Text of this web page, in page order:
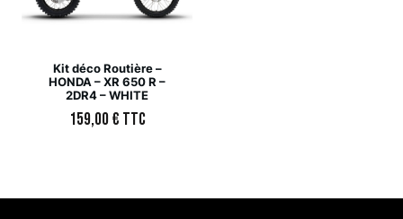
Kit déco Routière –
HONDA – XR 650 R –
2DR4 – WHITE
159,00€ TTC